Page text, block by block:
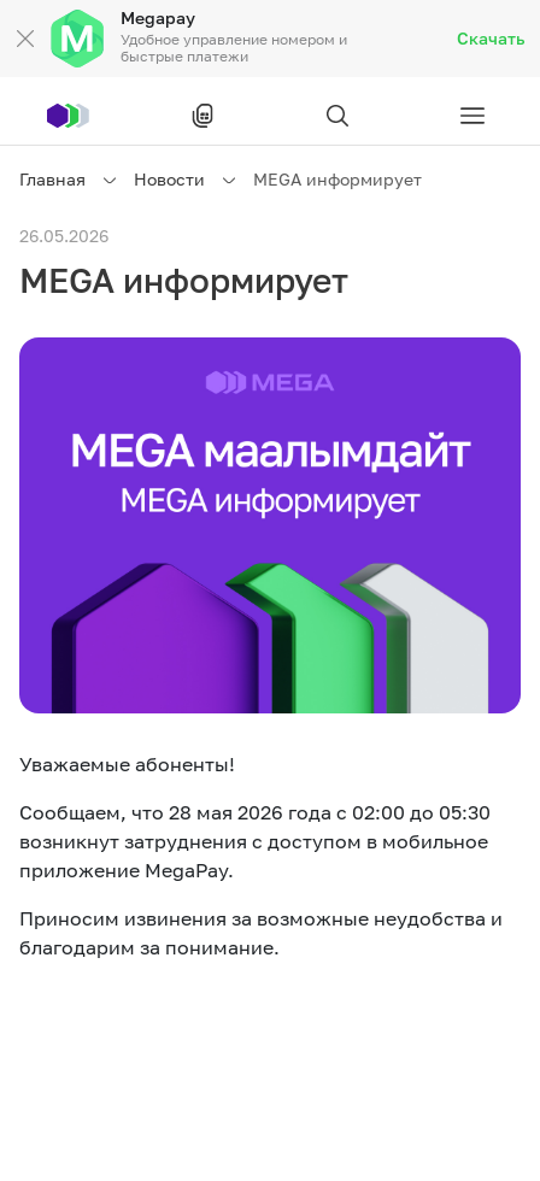
Megapay
Удобное управление номером и
быстрые платежи
Скачать
Частным клиентам
Частным клиентам
Тарифы Роуминг
Услуги
Все услуги Развлечения
Звонки и SMS Подбор номера
Компания
О нас Новости Работа в MEGA
Партнерам
Карта офисов и
покрытие
MegaTV MegaPay
Главная Новости MEGA информирует
26.05.2026
MEGA информирует
Уважаемые абоненты!
Сообщаем, что 28 мая 2026 года с 02:00 до 05:30
возникнут затруднения с доступом в мобильное
приложение MegaPay.
Приносим извинения за возможные неудобства и
благодарим за понимание.